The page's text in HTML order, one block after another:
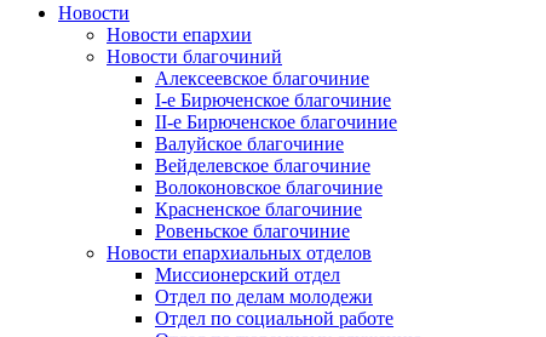
Новости
Новости епархии
Новости благочиний
Алексеевское благочиние
I-е Бирюченское благочиние
II-е Бирюченское благочиние
Валуйское благочиние
Вейделевское благочиние
Волоконовское благочиние
Красненское благочиние
Ровеньское благочиние
Новости епархиальных отделов
Миссионерский отдел
Отдел по делам молодежи
Отдел по социальной работе